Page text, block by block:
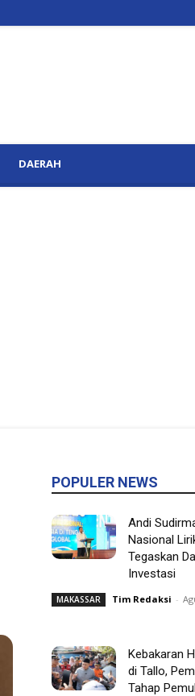
DAERAH
POPULER NEWS
Andi
Nasional
Tegaskan
Investasi
MAKASSAR Tim Redaksi -
Kebakaran
di Tallo,
Tahap